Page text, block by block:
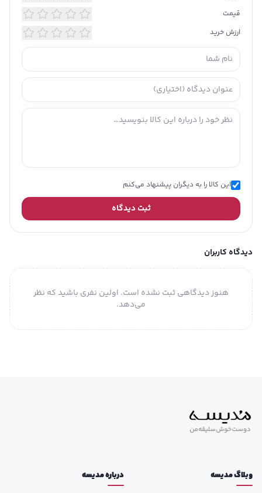
قیمت
ارزش خرید
این کالا را به دیگران پیشنهاد می‌کنم
ثبت دیدگاه
دیدگاه کاربران
هنوز دیدگاهی ثبت نشده است. اولین نفری باشید که نظر
می‌دهد.
وبلاگ مدیسه درباره مدیسه